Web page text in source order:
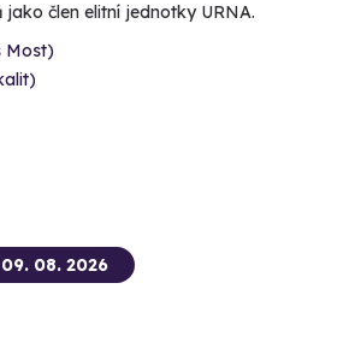
člen elitní jednotky URNA.
Most)
08. 2026